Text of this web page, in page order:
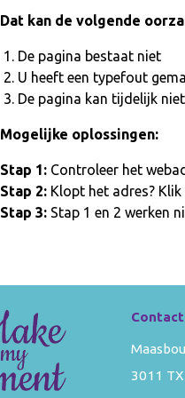
Dat kan de volgende
De pagina bestaat niet
U heeft een typefout
De pagina kan tijdelijk
Mogelijke oplossingen:
Stap 1:Controleer het
Stap 2:Klopt het adres?
Stap 3:Stap 1 en 2 werken
Contact
3011